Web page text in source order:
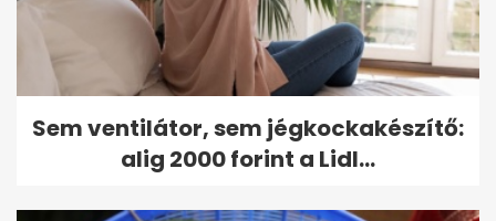
Sem ventilátor, sem jégkockakészítő:
alig 2000 forint a Lidl...